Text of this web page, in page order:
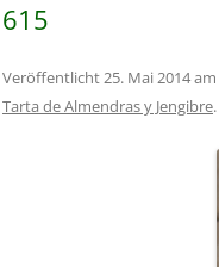
615
Veröffentlicht25. Mai 2014am
Tarta de Almendras y Jengibre.